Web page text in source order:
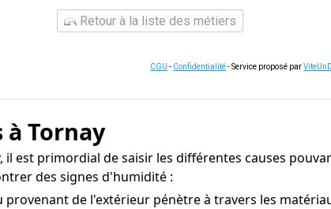
Retour à la liste des métiers
CGU - Confidentialité- Service proposé par
Tornay
est primordial de saisir les différentes causes
des signes d'humidité :
de l'extérieur pénètre à travers les